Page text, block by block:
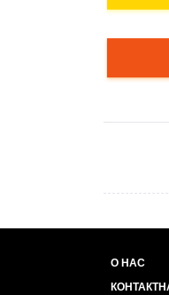
О НАС